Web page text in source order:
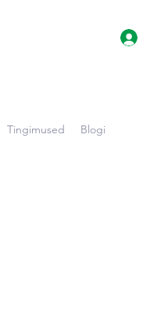
Tingimused Blogi